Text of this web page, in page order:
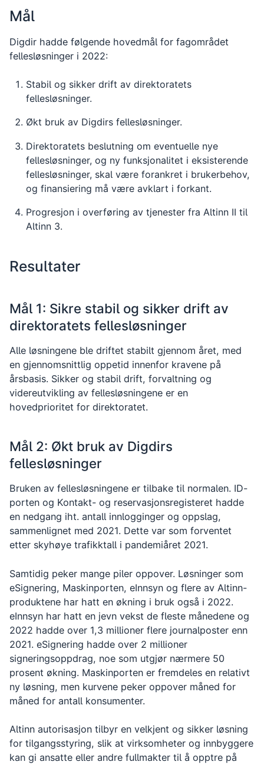
Mål
Digdir hadde følgende hovedmål for fagområdet
fellesløsninger i 2022:
Stabil og sikker drift av direktoratets
fellesløsninger.
Økt bruk av Digdirs fellesløsninger.
Direktoratets beslutning om eventuelle nye
fellesløsninger, og ny funksjonalitet i eksisterende
fellesløsninger, skal være forankret i brukerbehov,
og finansiering må være avklart i forkant.
Progresjon i overføring av tjenester fra Altinn II til
Altinn 3.
Resultater
Mål 1: Sikre stabil og sikker drift av
direktoratets fellesløsninger
Alle løsningene ble driftet stabilt gjennom året, med
en gjennomsnittlig oppetid innenfor kravene på
årsbasis. Sikker og stabil drift, forvaltning og
videreutvikling av fellesløsningene er en
hovedprioritet for direktoratet.
Mål 2: Økt bruk av Digdirs
fellesløsninger
Bruken av fellesløsningene er tilbake til normalen. ID-
porten og Kontakt- og reservasjonsregisteret hadde
en nedgang iht. antall innlogginger og oppslag,
sammenlignet med 2021. Dette var som forventet
etter skyhøye trafikktall i pandemiåret 2021.
Samtidig peker mange piler oppover. Løsninger som
eSignering, Maskinporten, eInnsyn og flere av Altinn-
produktene har hatt en økning i bruk også i 2022.
eInnsyn har hatt en jevn vekst de fleste månedene og
2022 hadde over 1,3 millioner flere journalposter enn
2021. eSignering hadde over 2 millioner
signeringsoppdrag, noe som utgjør nærmere 50
prosent økning. Maskinporten er fremdeles en relativt
ny løsning, men kurvene peker oppover måned for
måned for antall konsumenter.
Altinn autorisasjon tilbyr en velkjent og sikker løsning
for tilgangsstyring, slik at virksomheter og innbyggere
kan gi ansatte eller andre fullmakter til å opptre på